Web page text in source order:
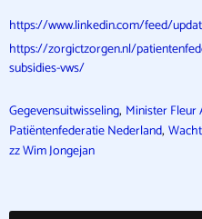
https://www.linkedin.com/feed/
https://zorgictzorgen.nl/
subsidies-vws/
Gegevensuitwisseling, Minister Fleur
Patiëntenfederatie Nederland,
zz Wim Jongejan